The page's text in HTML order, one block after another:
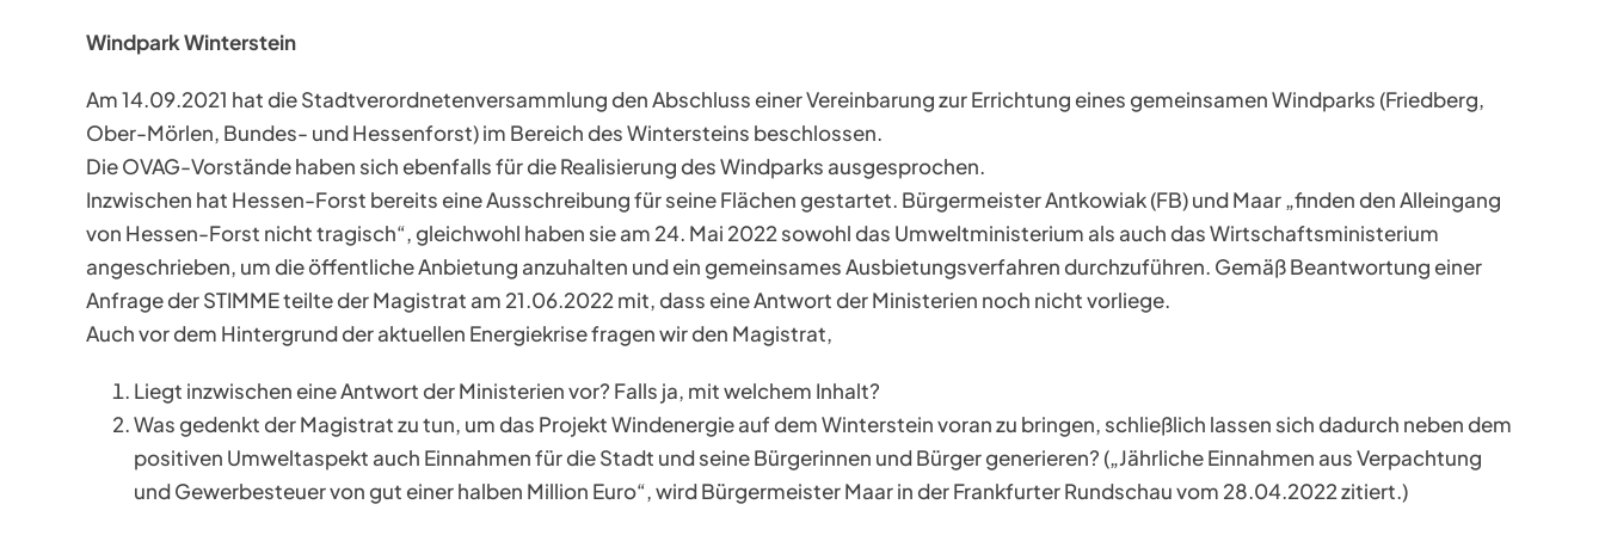
Windpark Winterstein
Am 14.09.2021 hat die Stadtverordnetenversammlung den Abschluss einer Vereinbarung zur Errichtung eines gemeinsamen Windparks (Friedberg,
Ober-Mörlen, Bundes- und Hessenforst) im Bereich des Wintersteins beschlossen.
Die OVAG-Vorstände haben sich ebenfalls für die Realisierung des Windparks ausgesprochen.
Inzwischen hat Hessen-Forst bereits eine Ausschreibung für seine Flächen gestartet. Bürgermeister Antkowiak (FB) und Maar „finden den Alleingang
von Hessen-Forst nicht tragisch“, gleichwohl haben sie am 24. Mai 2022 sowohl das Umweltministerium als auch das Wirtschaftsministerium
angeschrieben, um die öffentliche Anbietung anzuhalten und ein gemeinsames Ausbietungsverfahren durchzuführen. Gemäß Beantwortung einer
Anfrage der STIMME teilte der Magistrat am 21.06.2022 mit, dass eine Antwort der Ministerien noch nicht vorliege.
Auch vor dem Hintergrund der aktuellen Energiekrise fragen wir den Magistrat,
Liegt inzwischen eine Antwort der Ministerien vor? Falls ja, mit welchem Inhalt?
Was gedenkt der Magistrat zu tun, um das Projekt Windenergie auf dem Winterstein voran zu bringen, schließlich lassen sich dadurch neben dem
positiven Umweltaspekt auch Einnahmen für die Stadt und seine Bürgerinnen und Bürger generieren? („Jährliche Einnahmen aus Verpachtung
und Gewerbesteuer von gut einer halben Million Euro“, wird Bürgermeister Maar in der Frankfurter Rundschau vom 28.04.2022 zitiert.)